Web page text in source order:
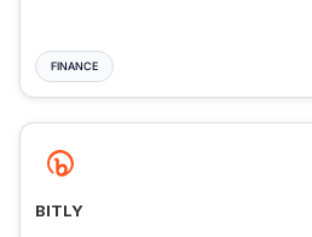
FINANCE
BITLY